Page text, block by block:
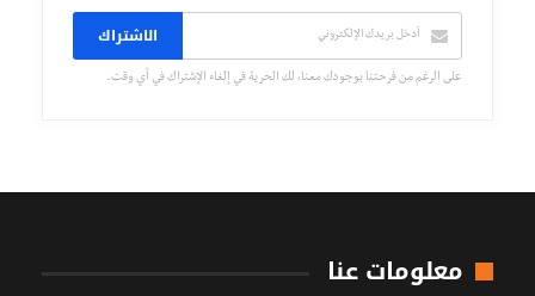
الاشتراك
على الرغم من فرحتنا بوجودك معنا، لك الحرية في إلغاء الإشتراك في أي وقت.
معلومات عنا